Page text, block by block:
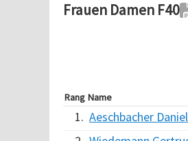
Frauen Damen F40
Rang Name
1. Aeschbacher